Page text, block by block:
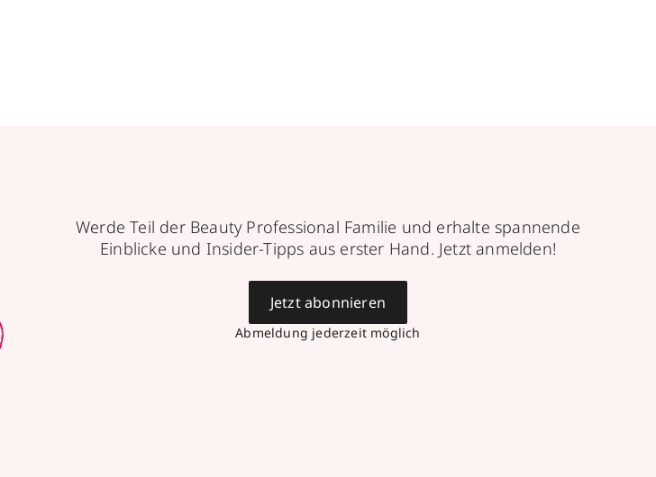
Werde Teil der Beauty Professional Familie und erhalte spannende
Einblicke und Insider-Tipps aus erster Hand. Jetzt anmelden!
Abmeldung jederzeit möglich
Jetzt abonnieren